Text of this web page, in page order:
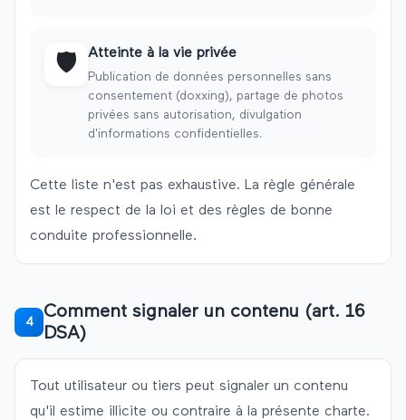
🛡️ Atteinte à la vie privée
Publication de données personnelles sans
consentement (doxxing), partage de photos
privées sans autorisation, divulgation
d'informations confidentielles.
Cette liste n'est pas exhaustive. La règle générale
est le respect de la loi et des règles de bonne
conduite professionnelle.
4
Comment signaler un contenu (art. 16
DSA)
Tout utilisateur ou tiers peut signaler un contenu
qu'il estime illicite ou contraire à la présente charte.